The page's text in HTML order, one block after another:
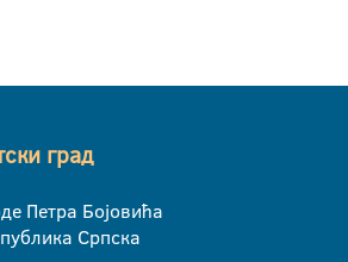
град
Петра Бојовића
Српска